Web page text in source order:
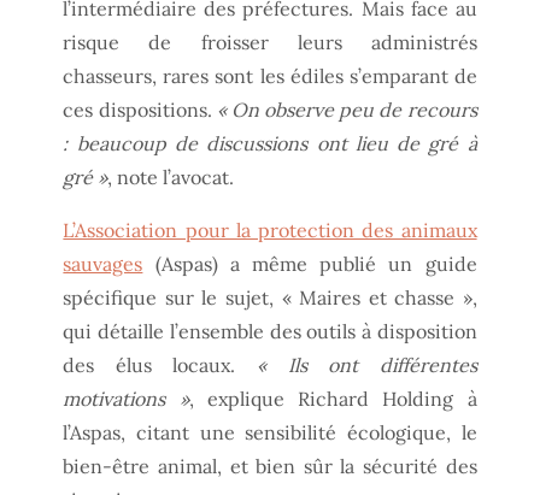
l’intermédiaire des préfectures. Mais face au
risque de froisser leurs administrés
chasseurs, rares sont les édiles s’emparant de
ces dispositions. « On observe peu de recours
: beaucoup de discussions ont lieu de gré à
gré », note l’avocat.
L’Association pour la protection des animaux
sauvages (Aspas) a même publié un guide
spécifique sur le sujet, « Maires et chasse »,
qui détaille l’ensemble des outils à disposition
des élus locaux. « Ils ont différentes
motivations », explique Richard Holding à
l’Aspas, citant une sensibilité écologique, le
bien-être animal, et bien sûr la sécurité des